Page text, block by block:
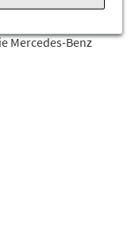
Mercedes-Benz